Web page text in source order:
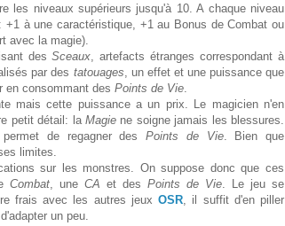
les niveaux supérieurs jusqu'à 10. A chaque niveau
+1 à une caractéristique, +1 au Bonus de Combat ou
avec la magie).
desSceaux , artefacts étranges correspondant à
par des tatouages , un effet et une puissance que
en consommant des Points de Vie
mais cette puissance a un prix. Le magicien n'en
petit détail: la Magie ne soigne jamais les blessures.
de regagner des Points de Vie. Bien que
limites.
sur les monstres. On suppose donc que ces
Combat , une CA et des Points de Vie . Le jeu se
frais avec les autres jeuxOSR , il suffit d'en piller
un peu.